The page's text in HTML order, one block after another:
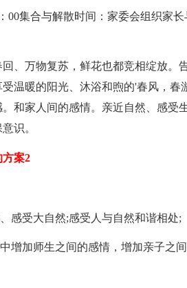
合与解散时间：家委会组织家长
万物复苏，鲜花也都竞相绽放。
温暖的阳光、沐浴和煦的'春风，春
和家人间的感情。亲近自然、感受
识。
案2
受大自然;感受人与自然和谐相处;
加师生之间的感情，增加亲子之